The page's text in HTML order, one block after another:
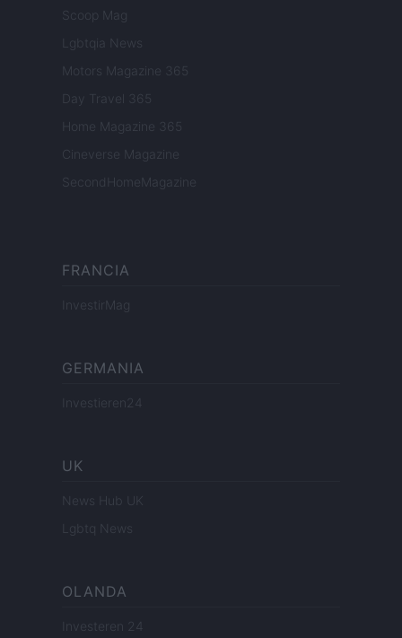
Scoop Mag
Lgbtqia News
Motors Magazine 365
Day Travel 365
Home Magazine 365
Cineverse Magazine
SecondHomeMagazine
FRANCIA
InvestirMag
GERMANIA
Investieren24
UK
News Hub UK
Lgbtq News
OLANDA
Investeren 24